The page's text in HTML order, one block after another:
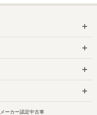
メーカー認定中古車